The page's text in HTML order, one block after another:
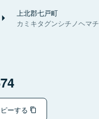
上北郡七戸町
カミキタグンシチノヘマチ
ーする